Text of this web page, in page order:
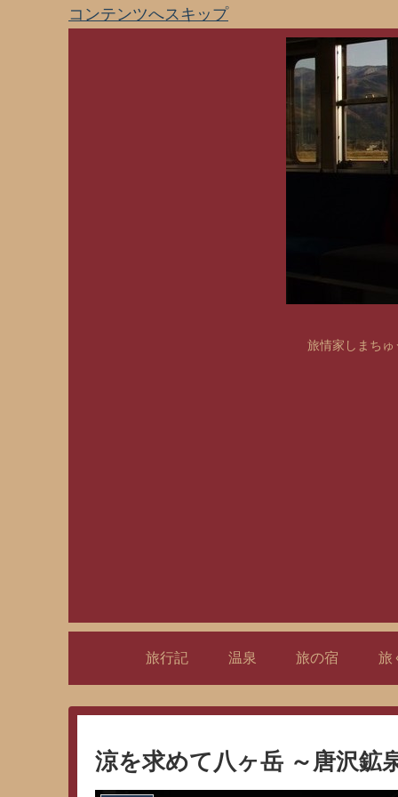
コンテンツへスキップ
旅情家しまち
旅行記 温泉 旅の宿 旅
涼を求めて八ヶ岳 ～唐沢鉱